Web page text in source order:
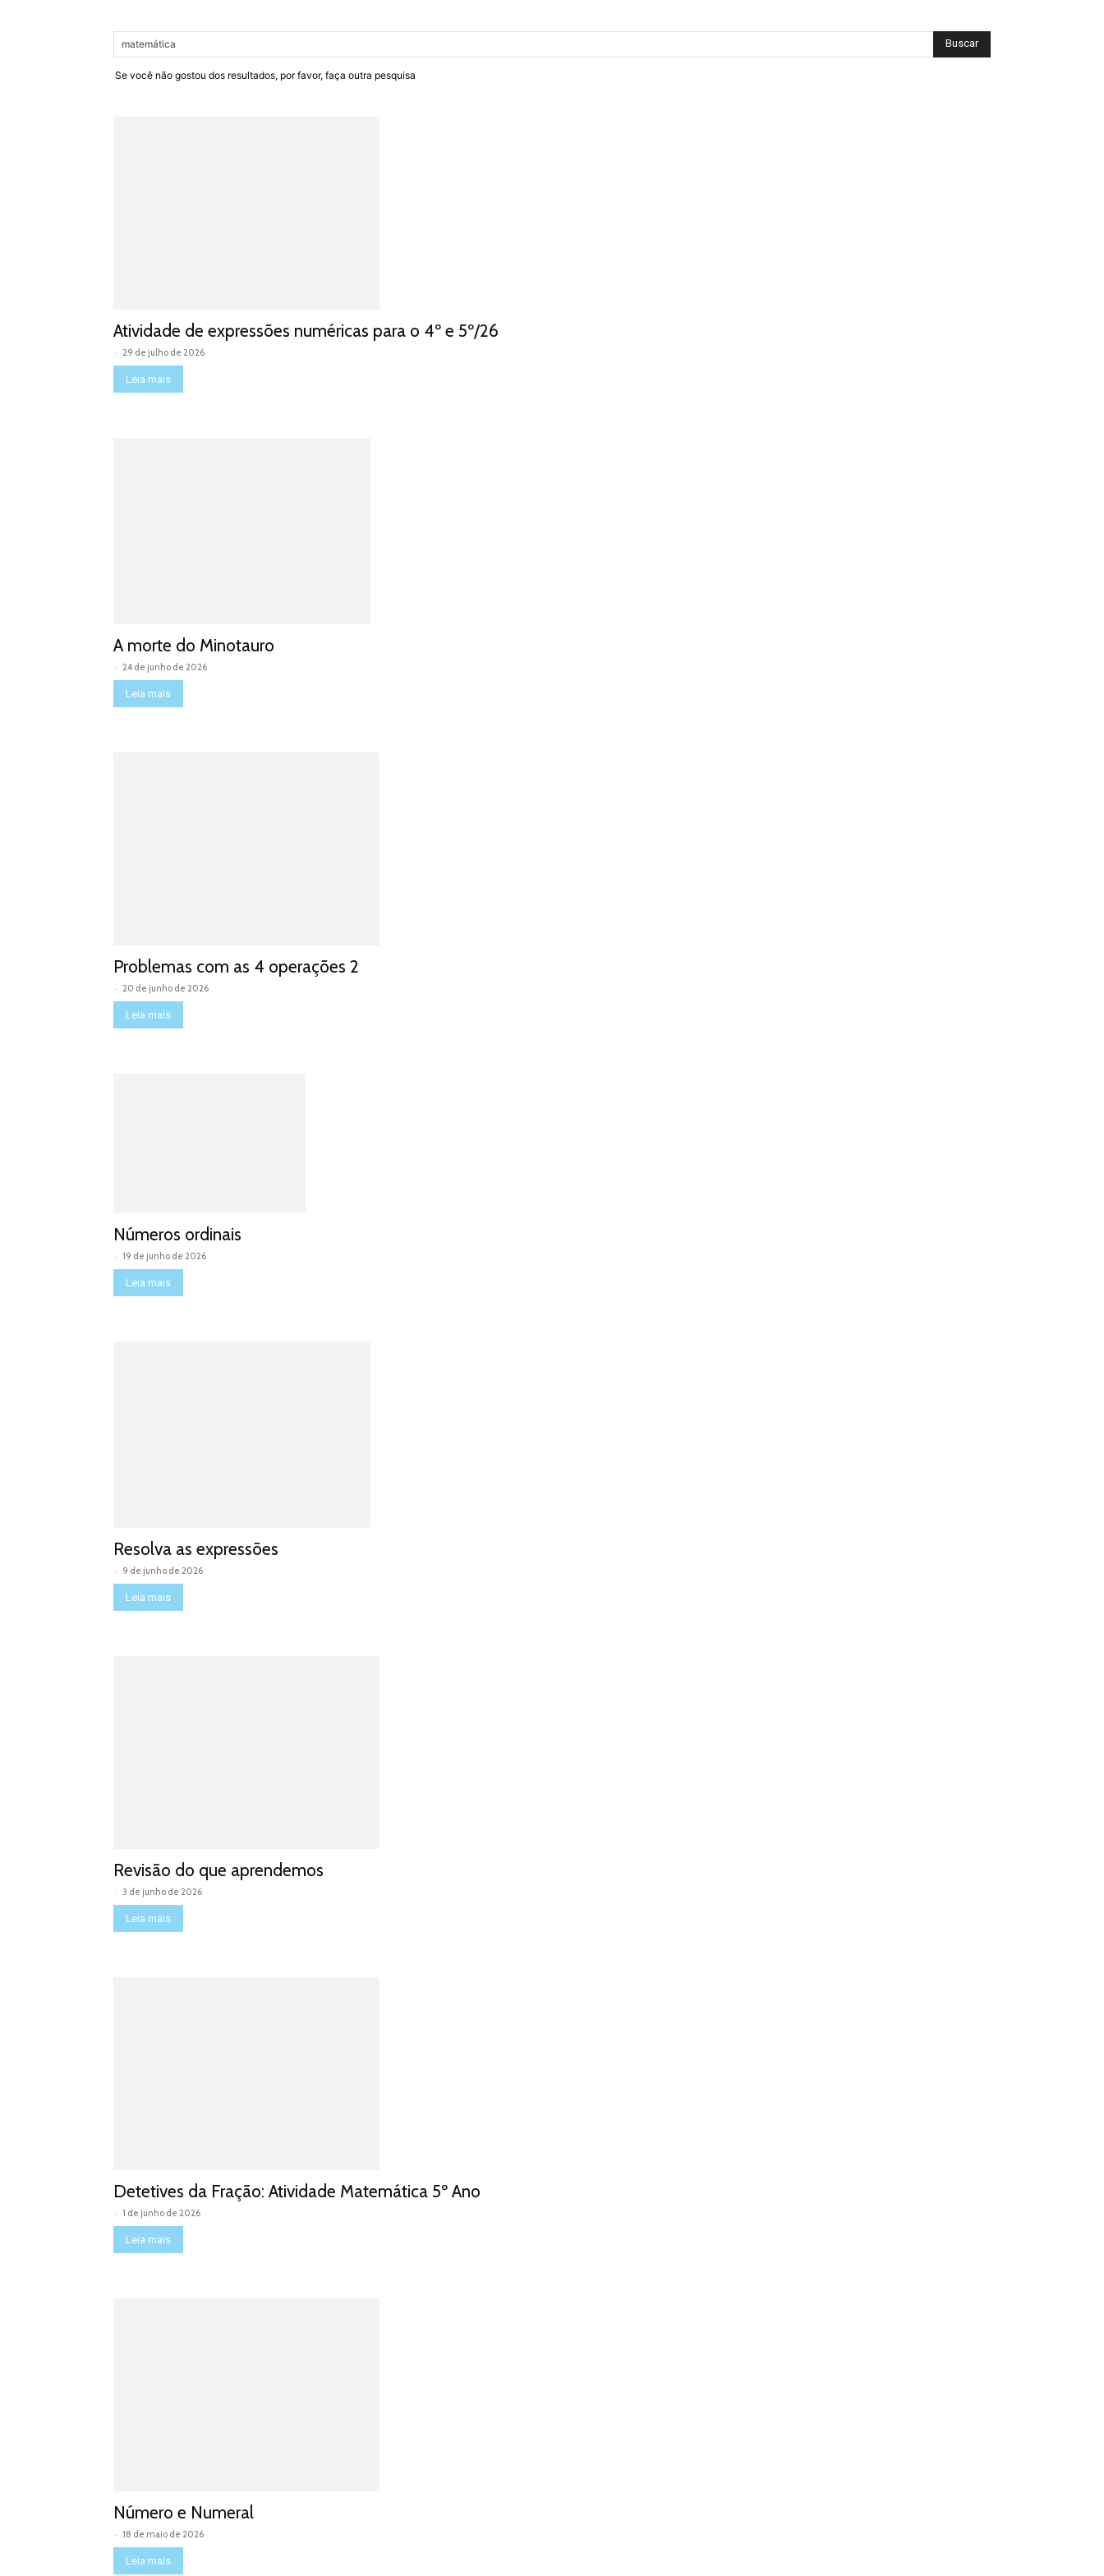
Se você não gostou dos resultados, por favor, faça outra pesquisa
Atividade de expressões numéricas para o 4º e 5º/26
- 29 de julho de 2026
Leia mais
A morte do Minotauro
- 24 de junho de 2026
Leia mais
Problemas com as 4 operações 2
- 20 de junho de 2026
Leia mais
Números ordinais
- 19 de junho de 2026
Leia mais
Resolva as expressões
- 9 de junho de 2026
Leia mais
Revisão do que aprendemos
- 3 de junho de 2026
Leia mais
Detetives da Fração: Atividade Matemática 5º Ano
- 1 de junho de 2026
Leia mais
Número e Numeral
- 18 de maio de 2026
Leia mais